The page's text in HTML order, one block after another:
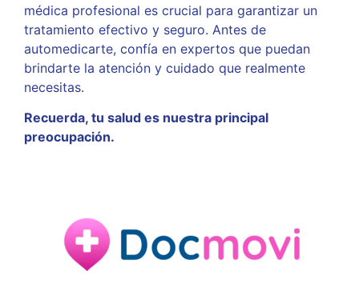
médica profesional es crucial para garantizar un
tratamiento efectivo y seguro. Antes de
automedicarte, confía en expertos que puedan
brindarte la atención y cuidado que realmente
necesitas.
Recuerda, tu salud es nuestra principal
preocupación.